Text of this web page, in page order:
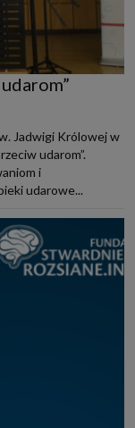
Jadwigi Królowej w
udarom”.
i
udarowe...